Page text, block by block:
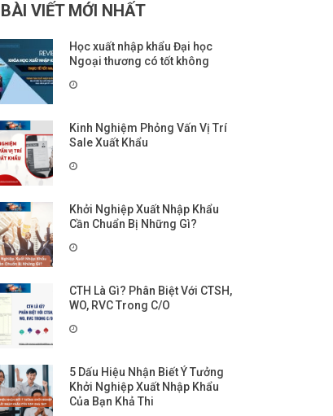
BÀI VIẾT MỚI NHẤT
Học xuất nhập khẩu Đại học
Ngoại thương có tốt không
Kinh Nghiệm Phỏng Vấn Vị Trí
Sale Xuất Khẩu
Khởi Nghiệp Xuất Nhập Khẩu
Cần Chuẩn Bị Những Gì?
CTH Là Gì? Phân Biệt Với CTSH,
WO, RVC Trong C/O
5 Dấu Hiệu Nhận Biết Ý Tưởng
Khởi Nghiệp Xuất Nhập Khẩu
Của Bạn Khả Thi